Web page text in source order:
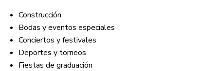
Construcción
Bodas y eventos especiales
Conciertos y festivales
Deportes y torneos
Fiestas de graduación